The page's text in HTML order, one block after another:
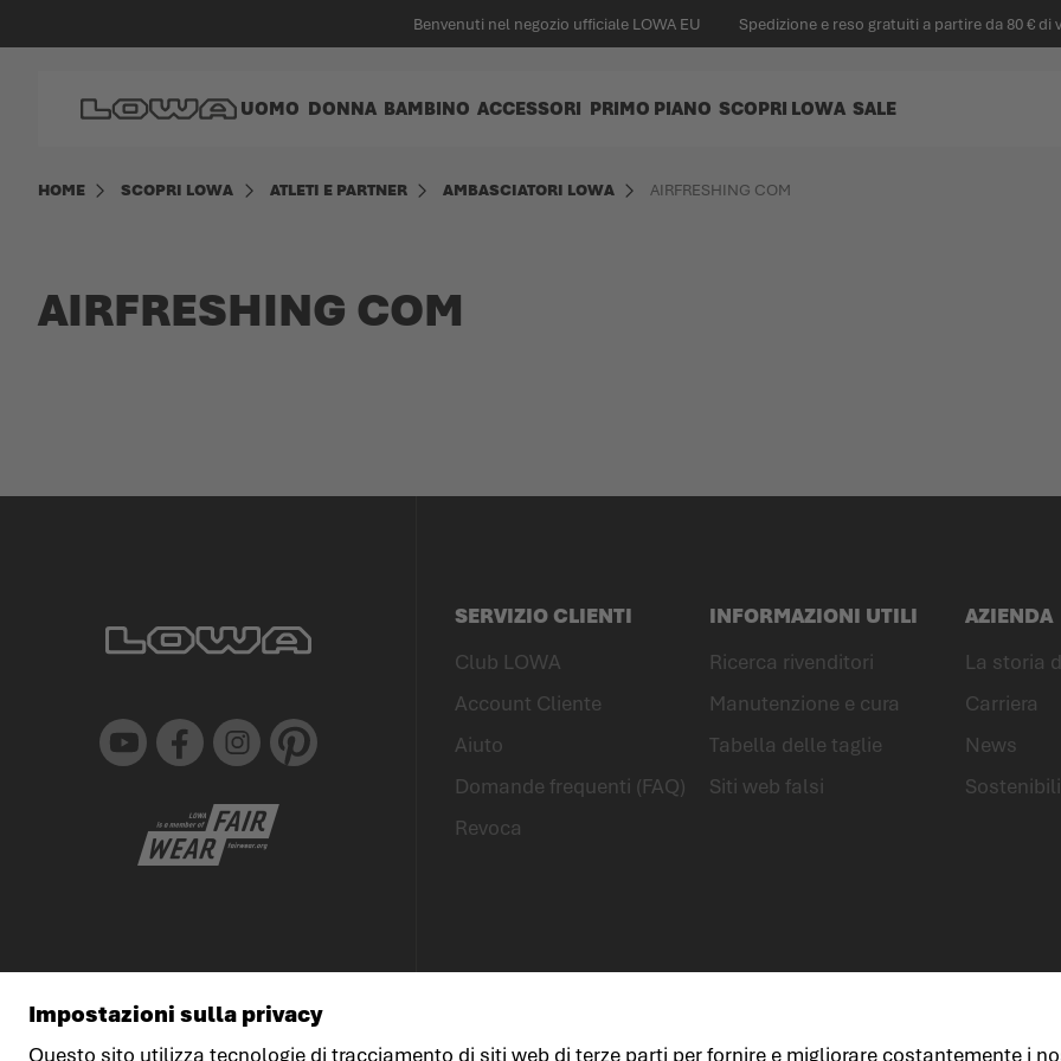
Benvenuti nel negozio ufficiale LOWA EU Spedizione e reso gratuiti a partire da 80 € di
UOMO DONNA BAMBINO ACCESSORI PRIMO PIANO SCOPRI LOWA SALE
HOME SCOPRI LOWA ATLETI E PARTNER AMBASCIATORI LOWA AIRFRESHING COM
AIRFRESHING COM
Youtube Facebook Instagram Pinterest
SERVIZIO CLIENTI
Club LOWA
Account Cliente
Aiuto
Domande frequenti (FAQ)
Revoca
INFORMAZIONI UTILI
Ricerca rivenditori
Manutenzione e cura
Tabella delle taglie
Siti web falsi
AZIENDA
La storia
Carriera
News